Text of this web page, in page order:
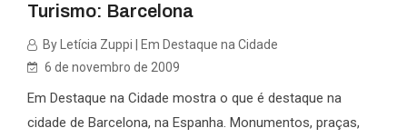
Turismo: Barcelona
By Letícia Zuppi | Em Destaque na Cidade
6 de novembro de 2009
Em Destaque na Cidade mostra o que é destaque na
cidade de Barcelona, na Espanha. Monumentos, praças,